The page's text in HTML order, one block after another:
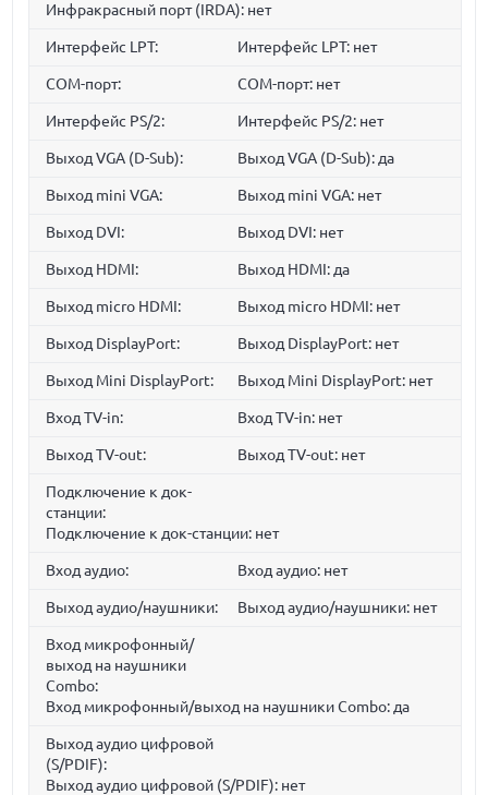
Инфракрасный порт (IRDA): нет
Интерфейс LPT: Интерфейс LPT: нет
COM-порт: COM-порт: нет
Интерфейс PS/2: Интерфейс PS/2: нет
Выход VGA (D-Sub): Выход VGA (D-Sub): да
Выход mini VGA: Выход mini VGA: нет
Выход DVI: Выход DVI: нет
Выход HDMI: Выход HDMI: да
Выход micro HDMI: Выход micro HDMI: нет
Выход DisplayPort: Выход DisplayPort: нет
Выход Mini DisplayPort: Выход Mini DisplayPort: нет
Вход TV-in: Вход TV-in: нет
Выход TV-out: Выход TV-out: нет
Подключение к док-
станции:
Подключение к док-станции: нет
Вход аудио: Вход аудио: нет
Выход аудио/наушники: Выход аудио/наушники: нет
Вход микрофонный/
выход на наушники
Combo:
Вход микрофонный/выход на наушники Combo: да
Выход аудио цифровой
(S/PDIF):
Выход аудио цифровой (S/PDIF): нет